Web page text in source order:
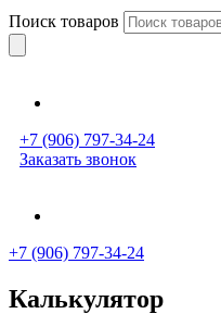
Поиск товаров
+7 (906) 797-34-24
Заказать звонок
+7 (906) 797-34-24
Калькулятор